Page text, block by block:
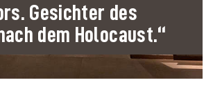
Gesichter des
dem Holocaust.“